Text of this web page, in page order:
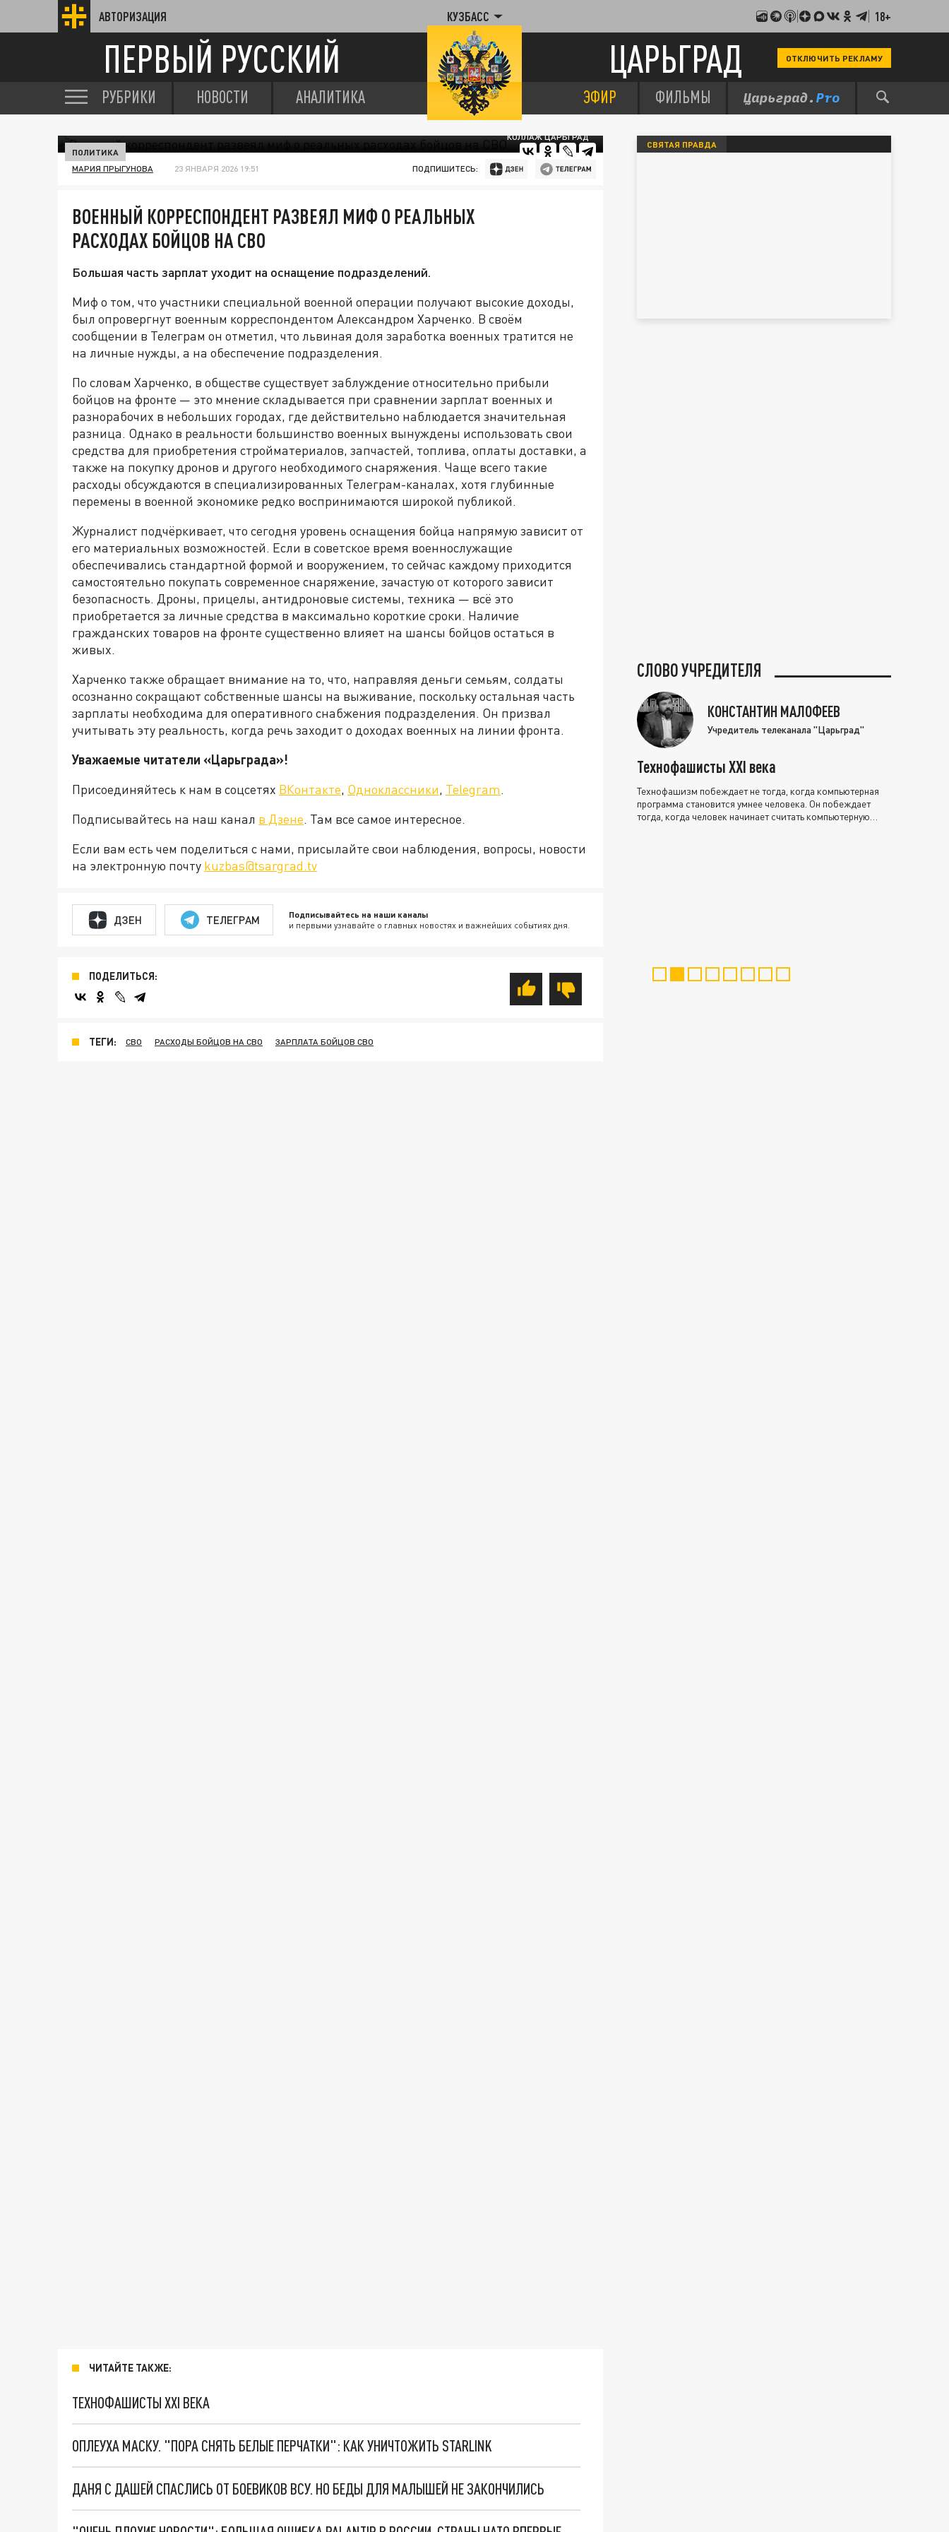
АВТОРИЗАЦИЯ КУЗБАСС 18+
ПЕРВЫЙ РУССКИЙ ЦАРЬГРАД ОТКЛЮЧИТЬ РЕКЛАМУ
РУБРИКИ НОВОСТИ АНАЛИТИКА ЭФИР ФИЛЬМЫ
КОЛЛАЖ ЦАРЬГРАД
ПОЛИТИКА
МАРИЯ ПРЫГУНОВА 23 ЯНВАРЯ 2026 19:51 ПОДПИШИТЕСЬ:
ВОЕННЫЙ КОРРЕСПОНДЕНТ РАЗВЕЯЛ МИФ О РЕАЛЬНЫХ
РАСХОДАХ БОЙЦОВ НА СВО
Большая часть зарплат уходит на оснащение подразделений.
Миф о том, что участники специальной военной операции получают высокие доходы,
был опровергнут военным корреспондентом Александром Харченко. В своём
сообщении в Телеграм он отметил, что львиная доля заработка военных тратится не
на личные нужды, а на обеспечение подразделения.
По словам Харченко, в обществе существует заблуждение относительно прибыли
бойцов на фронте — это мнение складывается при сравнении зарплат военных и
разнорабочих в небольших городах, где действительно наблюдается значительная
разница. Однако в реальности большинство военных вынуждены использовать свои
средства для приобретения стройматериалов, запчастей, топлива, оплаты доставки, а
также на покупку дронов и другого необходимого снаряжения. Чаще всего такие
расходы обсуждаются в специализированных Телеграм-каналах, хотя глубинные
перемены в военной экономике редко воспринимаются широкой публикой.
Журналист подчёркивает, что сегодня уровень оснащения бойца напрямую зависит от
его материальных возможностей. Если в советское время военнослужащие
обеспечивались стандартной формой и вооружением, то сейчас каждому приходится
самостоятельно покупать современное снаряжение, зачастую от которого зависит
безопасность. Дроны, прицелы, антидроновые системы, техника — всё это
приобретается за личные средства в максимально короткие сроки. Наличие
гражданских товаров на фронте существенно влияет на шансы бойцов остаться в
живых.
Харченко также обращает внимание на то, что, направляя деньги семьям, солдаты
осознанно сокращают собственные шансы на выживание, поскольку остальная часть
зарплаты необходима для оперативного снабжения подразделения. Он призвал
учитывать эту реальность, когда речь заходит о доходах военных на линии фронта.
Уважаемые читатели «Царьграда»!
Присоединяйтесь к нам в соцсетях ВКонтакте, Одноклассники, Telegram.
Подписывайтесь на наш канал в Дзене. Там все самое интересное.
Если вам есть чем поделиться с нами, присылайте свои наблюдения, вопросы, новости
на электронную почту kuzbas@tsargrad.tv
ДЗЕН ТЕЛЕГРАМ Подписывайтесь на наши каналы
и первыми узнавайте о главных новостях и важнейших событиях дня.
ПОДЕЛИТЬСЯ:
ТЕГИ: СВО РАСХОДЫ БОЙЦОВ НА СВО ЗАРПЛАТА БОЙЦОВ СВО
ЧИТАЙТЕ ТАКЖЕ:
ТЕХНОФАШИСТЫ XXI ВЕКА
ОПЛЕУХА МАСКУ. "ПОРА СНЯТЬ БЕЛЫЕ ПЕРЧАТКИ": КАК УНИЧТОЖИТЬ STARLINK
ДАНЯ С ДАШЕЙ СПАСЛИСЬ ОТ БОЕВИКОВ ВСУ. НО БЕДЫ ДЛЯ МАЛЫШЕЙ НЕ ЗАКОНЧИЛИСЬ
СВЯТАЯ ПРАВДА
СЛОВО УЧРЕДИТЕЛЯ
КОНСТАНТИН МАЛОФЕЕВ
Учредитель телеканала "Царьград"
Технофашисты XXI века
Технофашизм побеждает не тогда, когда компьютерная
программа становится умнее человека. Он побеждает
тогда, когда человек начинает считать компьютерную